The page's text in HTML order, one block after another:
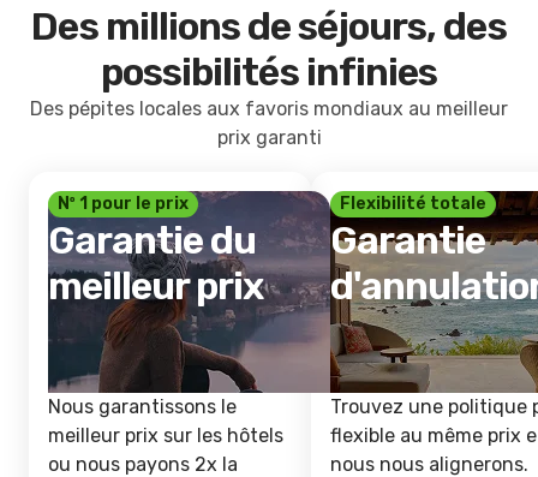
Des millions de séjours, des
possibilités infinies
Des pépites locales aux favoris mondiaux au meilleur
prix garanti
Nº 1 pour le prix
Garantie du
meilleur prix
Nous garantissons le
meilleur prix sur les hôtels
ou nous payons 2x la
Flexibilité totale
Garantie
Trouvez une politique
flexible au même prix
nous nous alignerons.